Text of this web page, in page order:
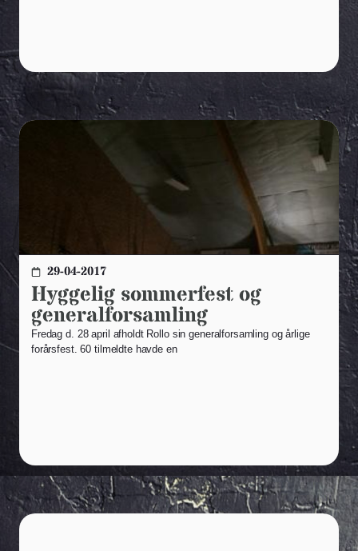
29-04-2017
Hyggelig sommerfest og
generalforsamling
Fredag d. 28 april afholdt Rollo sin generalforsamling og årlige
forårsfest. 60 tilmeldte havde en